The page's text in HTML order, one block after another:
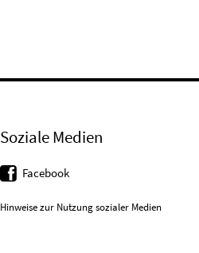
Soziale Medien
Facebook
Hinweise zur Nutzung sozialer Medien